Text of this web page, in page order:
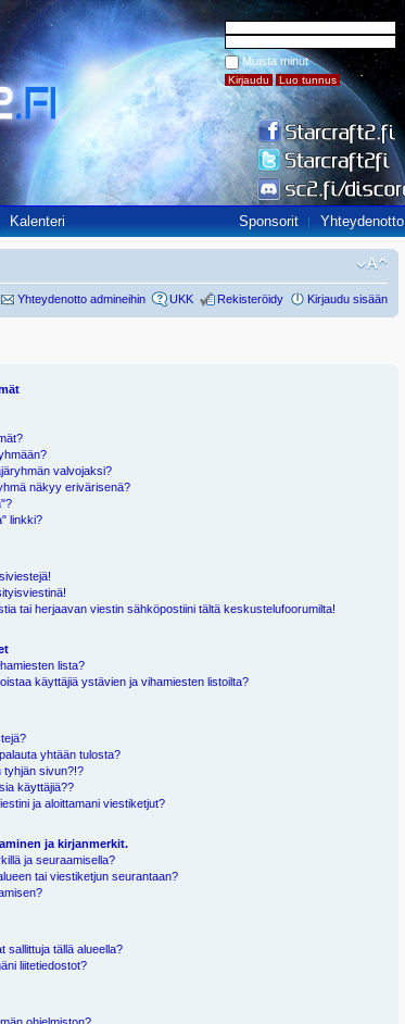
Muista minut
Kalenteri Sponsorit Yhteydenotto
Yhteydenotto admineihin UKK Rekisteröidy Kirjaudu sisään
valvojaksi?
näkyy erivärisenä?
linkki?
tai herjaavan viestin sähköpostiini tältä keskustelufoorumilta!
lista?
käyttäjiä ystävien ja vihamiesten listoilta?
yhtään tulosta?
tyhjän sivun?!?
käyttäjiä??
ja aloittamani viestiketjut?
ja kirjanmerkit.
ja seuraamisella?
tai viestiketjun seurantaan?
sallittuja tällä alueella?
liitetiedostot?